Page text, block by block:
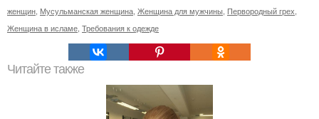
женщин Мусульманская женщина Женщина для мужчины Первородный грех
Женщина в исламе Требования к одежде
Читайте также